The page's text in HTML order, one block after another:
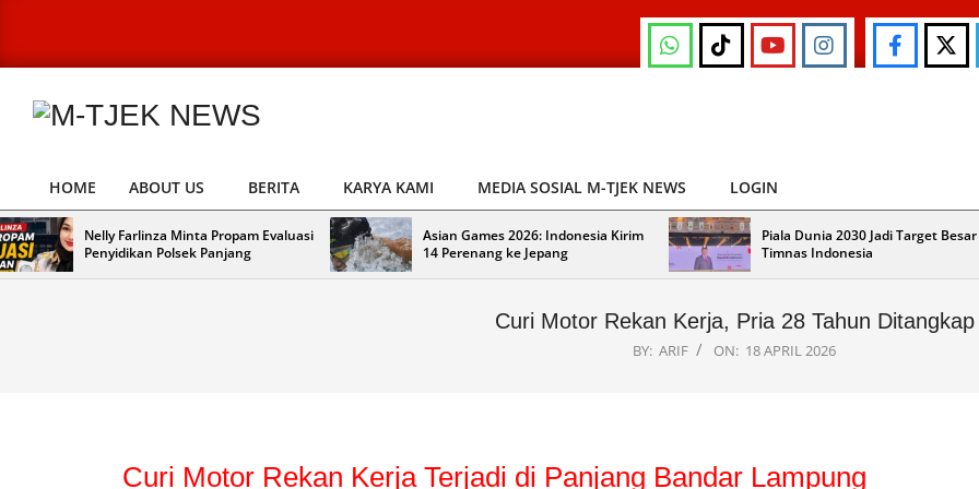
content
TJEK
NEWS
Primary
Navigation
Menu
HOME ABOUT US BERITA KARYA KAMI MEDIA SOSIAL M-TJEK NEWS LOGIN
Nelly Farlinza Minta Propam Evaluasi
Penyidikan Polsek Panjang
Asian Games 2026: Indonesia Kirim
14 Perenang ke Jepang
Piala Dunia 2030 Jadi Target Besar
Timnas Indonesia
Curi Motor Rekan Kerja, Pria 28 Tahun Ditangkap
BY: ARIF ON: 18 APRIL 2026
Curi Motor Rekan Kerja Terjadi di Panjang Bandar Lampung